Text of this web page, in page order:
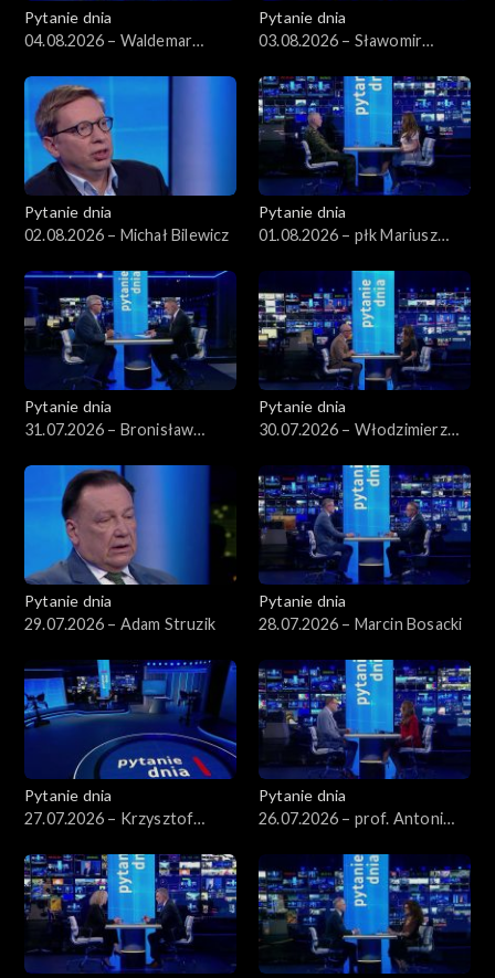
Pytanie dnia
04.08.2026 – Waldemar
Pytanie dnia
03.08.2026 – Sławomir
Pytanie dnia
02.08.2026 – Michał Bilewicz
Pytanie dnia
01.08.2026 – płk Mariusz
Pytanie dnia
31.07.2026 – Bronisław
Pytanie dnia
30.07.2026 – Włodzimierz
Pytanie dnia
29.07.2026 – Adam Struzik
Pytanie dnia
28.07.2026 – Marcin Bosacki
Pytanie dnia
27.07.2026 – Krzysztof
Pytanie dnia
26.07.2026 – prof. Antoni